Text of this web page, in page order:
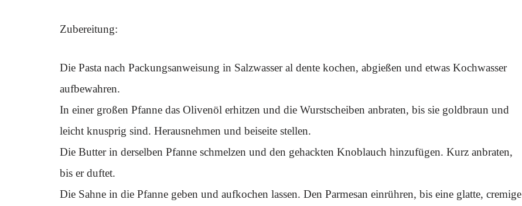
Zubereitung:
Die Pasta nach Packungsanweisung in Salzwasser al dente kochen, abgießen und etwas Kochwasser
aufbewahren.
In einer großen Pfanne das Olivenöl erhitzen und die Wurstscheiben anbraten, bis sie goldbraun und
leicht knusprig sind. Herausnehmen und beiseite stellen.
Die Butter in derselben Pfanne schmelzen und den gehackten Knoblauch hinzufügen. Kurz anbraten,
bis er duftet.
Die Sahne in die Pfanne geben und aufkochen lassen. Den Parmesan einrühren, bis eine glatte, cremige